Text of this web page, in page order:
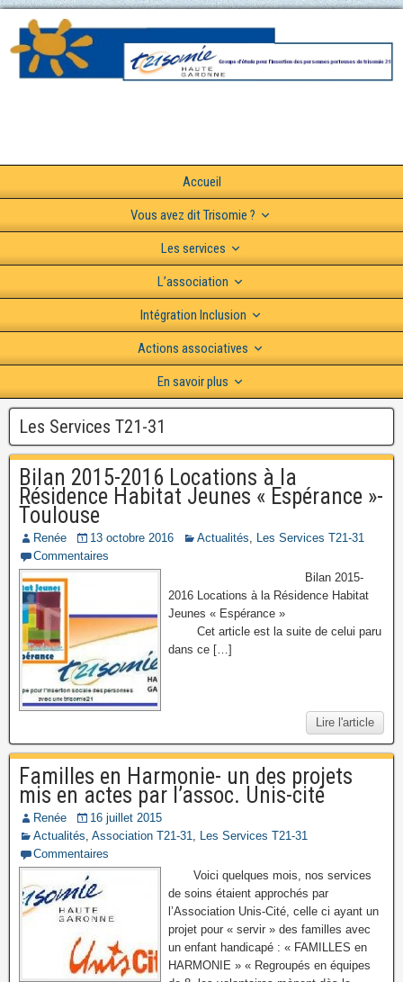
Accueil
Vous avez dit Trisomie ?
Les services
L’association
Intégration Inclusion
Actions associatives
En savoir plus
Les Services T21-31
Bilan 2015-2016 Locations à la
Résidence Habitat Jeunes « Espérance »-
Toulouse
Renée 13 octobre 2016 Actualités, Les Services T21-31
Commentaires
Bilan 2015-
2016 Locations à la Résidence Habitat
Jeunes « Espérance »
Cet article est la suite de celui paru
dans ce […]
Lire l'article
Familles en Harmonie- un des projets
mis en actes par l’assoc. Unis-cité
Renée
16 juillet 2015
Actualités, Association T21-31, Les Services T21-31
Commentaires
Voici quelques mois, nos services
de soins étaient approchés par
l’Association Unis-Cité, celle ci ayant un
projet pour « servir » des familles avec
un enfant handicapé : « FAMILLES en
HARMONIE » « Regroupés en équipes